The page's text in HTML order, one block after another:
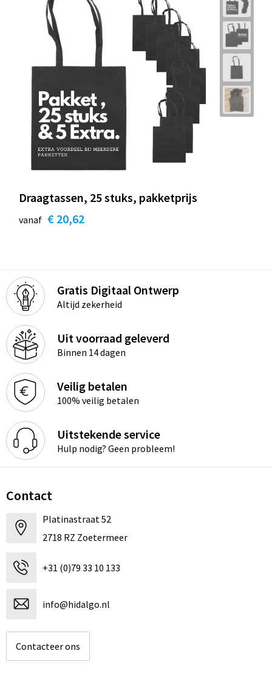
Draagtassen, 25 stuks, pakketprijs
vanaf € 20,62
Gratis Digitaal Ontwerp
Altijd zekerheid
Uit voorraad geleverd
Binnen 14 dagen
Veilig betalen
100% veilig betalen
Uitstekende service
Hulp nodig? Geen probleem!
Contact
Platinastraat 52
2718 RZ Zoetermeer
+31 (0)79 33 10 133
info@hidalgo.nl
Contacteer ons